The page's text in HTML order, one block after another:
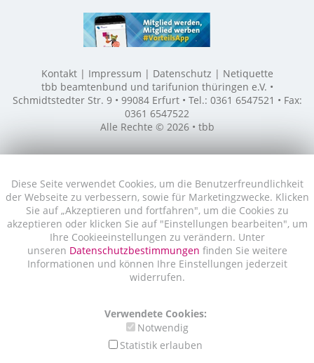
Diese Seite verwendet Cookies, um die Benutzerfreundlichkeit
der Webseite zu verbessern, sowie für Marketingzwecke. Klicken
Sie auf „Akzeptieren und fortfahren", um die Cookies zu
akzeptieren oder klicken Sie auf "Einstellungen bearbeiten", um
Ihre Cookieeinstellungen zu verändern. Unter
unseren Datenschutzbestimmungen finden Sie weitere
Informationen und können Ihre Einstellungen jederzeit
widerrufen.
Verwendete Cookies:
Notwendig
Statistik erlauben
Kontakt Impressum Datenschutz
Netiquette
tbb beamtenbund und tarifunion thüringen e.V. •
Schmidtstedter Str. 9 • 99084 Erfurt • Tel.: 0361 6547521 • Fax:
0361 6547522
Alle Rechte © 2026 • tbb